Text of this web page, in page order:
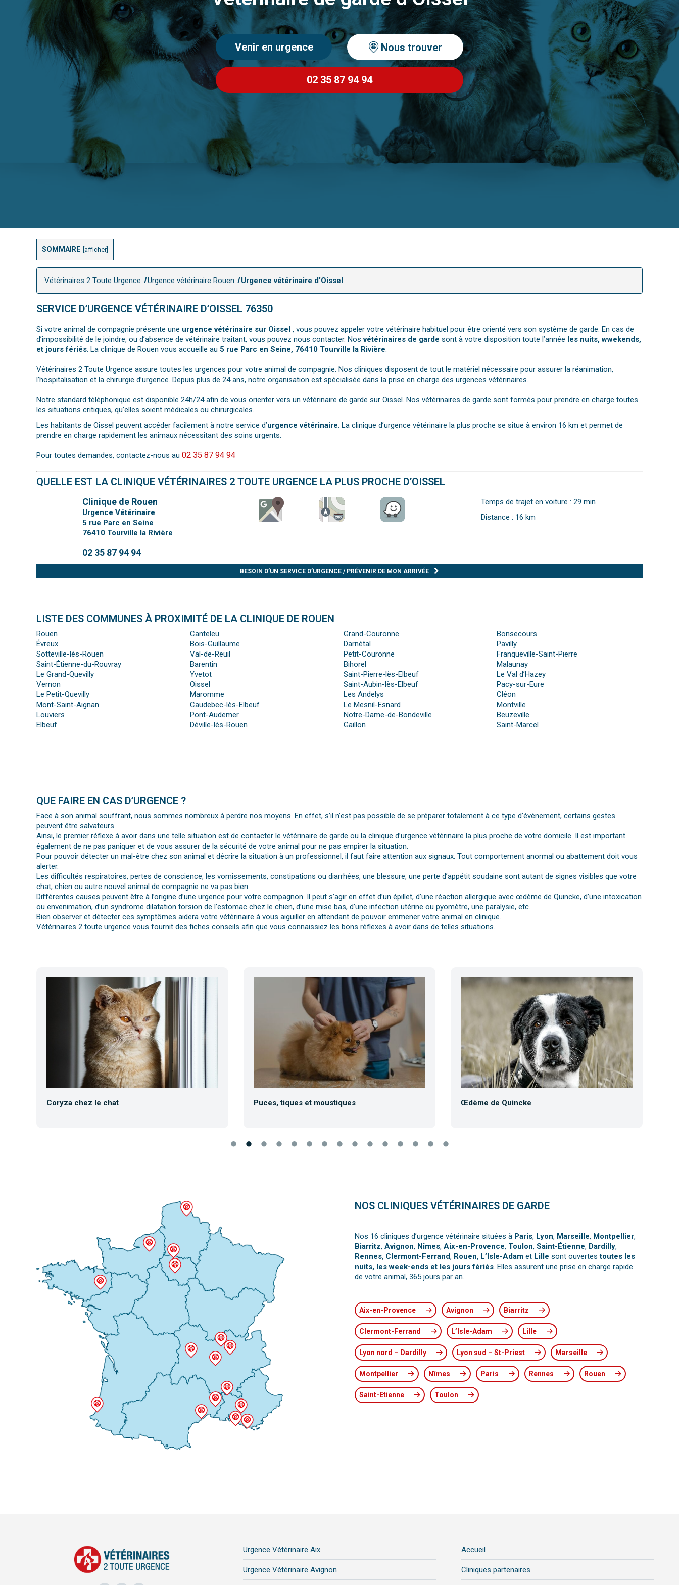
SOMMAIRE afficher
Venir en urgence
02 35 87 94 94
Nous trouver
Vétérinaires 2 Toute Urgence Urgence vétérinaire Rouen Urgence vétérinaire d’Oissel
SERVICE D’URGENCE VÉTÉRINAIRE D’OISSEL 76350
Si votre animal de compagnie présente une urgence vétérinaire sur Oissel , vous pouvez appeler votre vétérinaire habituel pour être orienté vers son système de garde. En cas de
d’impossibilité de le joindre, ou d’absence de vétérinaire traitant, vous pouvez nous contacter. Nosvétérinaires de garde sont à votre disposition toute l’année les nuits, wwekends,
et jours fériés. La clinique de Rouen vous accueille au 5 rue Parc en Seine, 76410 Tourville la Rivière.
Vétérinaires 2 Toute Urgence assure toutes les urgences pour votre animal de compagnie. Nos cliniques disposent de tout le matériel nécessaire pour assurer la réanimation,
l’hospitalisation et la chirurgie d’urgence. Depuis plus de 24 ans, notre organisation est spécialisée dans la prise en charge des urgences vétérinaires.
Notre standard téléphonique est disponible 24h/24 afin de vous orienter vers un vétérinaire de garde sur Oissel. Nos vétérinaires de garde sont formés pour prendre en charge toutes
les situations critiques, qu’elles soient médicales ou chirurgicales.
Les habitants de Oissel peuvent accéder facilement à notre service d’urgence vétérinaire. La clinique d’urgence vétérinaire la plus proche se situe à environ 16 km et permet de
prendre en charge rapidement les animaux nécessitant des soins urgents.
Pour toutes demandes, contactez-nous au 02 35 87 94 94
QUELLE EST LA CLINIQUE VÉTÉRINAIRES 2 TOUTE URGENCE LA PLUS PROCHE D’OISSEL
Clinique de Rouen
Urgence Vétérinaire
5 rue Parc en Seine
76410 Tourville la Rivière
02 35 87 94 94
Temps de trajet en voiture : 29 min
Distance : 16 km
BESOIN D’UN SERVICE D’URGENCE / PRÉVENIR DE MON ARRIVÉE
LISTE DES COMMUNES À PROXIMITÉ DE LA CLINIQUE DE ROUEN
Rouen
Évreux
Sotteville-lès-Rouen
Saint-Étienne-du-Rouvray
Le Grand-Quevilly
Vernon
Le Petit-Quevilly
Mont-Saint-Aignan
Louviers
Elbeuf
Canteleu
Bois-Guillaume
Val-de-Reuil
Barentin
Yvetot
Oissel
Maromme
Caudebec-lès-Elbeuf
Pont-Audemer
Déville-lès-Rouen
Grand-Couronne
Darnétal
Petit-Couronne
Bihorel
Saint-Pierre-lès-Elbeuf
Saint-Aubin-lès-Elbeuf
Les Andelys
Le Mesnil-Esnard
Notre-Dame-de-Bondeville
Gaillon
Bonsecours
Pavilly
Franqueville-Saint-Pierre
Malaunay
Le Val d’Hazey
Pacy-sur-Eure
Cléon
Montville
Beuzeville
Saint-Marcel
QUE FAIRE EN CAS D’URGENCE ?
Face à son animal souffrant, nous sommes nombreux à perdre nos moyens. En effet, s’il n’est pas possible de se préparer totalement à ce type d’événement, certains gestes
peuvent être salvateurs.
Ainsi, le premier réflexe à avoir dans une telle situation est de contacter le vétérinaire de garde ou la clinique d’urgence vétérinaire la plus proche de votre domicile. Il est important
également de ne pas paniquer et de vous assurer de la sécurité de votre animal pour ne pas empirer la situation.
Pour pouvoir détecter un mal-être chez son animal et décrire la situation à un professionnel, il faut faire attention aux signaux. Tout comportement anormal ou abattement doit vous
alerter.
Les difficultés respiratoires, pertes de conscience, les vomissements, constipations ou diarrhées, une blessure, une perte d’appétit soudaine sont autant de signes visibles que votre
chat, chien ou autre nouvel animal de compagnie ne va pas bien.
Différentes causes peuvent être à l’origine d’une urgence pour votre compagnon. Il peut s’agir en effet d’un épillet, d’une réaction allergique avec œdème de Quincke, d’une intoxication
ou envenimation, d’un syndrome dilatation torsion de l’estomac chez le chien, d’une mise bas, d’une infection utérine ou pyomètre, une paralysie, etc.
Bien observer et détecter ces symptômes aidera votre vétérinaire à vous aiguiller en attendant de pouvoir emmener votre animal en clinique.
Vétérinaires 2 toute urgence vous fournit des fiches conseils afin que vous connaissiez les bons réflexes à avoir dans de telles situations.
Coryza chez le chat Puces, tiques et moustiques Œdème de Quincke
NOS CLINIQUES VÉTÉRINAIRES DE GARDE
Nos 16 cliniques d’urgence vétérinaire situées à Paris, Lyon, Marseille, Montpellier,
Biarritz, Avignon, Nîmes, Aix-en-Provence, Toulon, Saint-Étienne, Dardilly,
Rennes, Clermont-Ferrand, Rouen, L’Isle-Adam et Lille sont ouvertestoutes les
nuits, les week-ends et les jours fériés. Elles assurent une prise en charge rapide
de votre animal, 365 jours par an.
Aix-en-Provence Avignon Biarritz
Clermont-Ferrand L’Isle-Adam Lille
Lyon nord – Dardilly Lyon sud – St-Priest Marseille
Montpellier Nîmes Paris Rennes Rouen
Saint-Etienne Toulon
Urgence Vétérinaire Aix
Urgence Vétérinaire Avignon
Accueil
Cliniques partenaires